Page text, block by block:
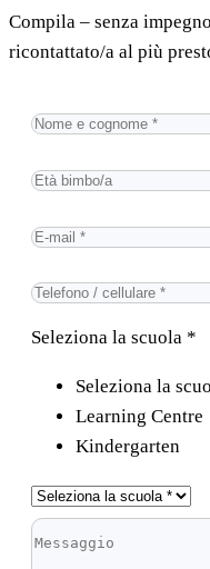
Compila – senza
ricontattato/a al più
Seleziona la scuola *
Seleziona la
Learning Centre
Kindergarten